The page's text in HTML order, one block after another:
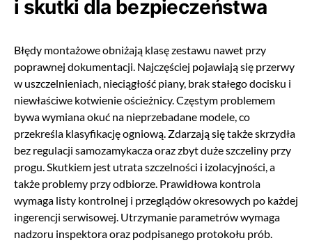
i skutki dla bezpieczeństwa
Błędy montażowe obniżają klasę zestawu nawet przy
poprawnej dokumentacji. Najczęściej pojawiają się przerwy
w uszczelnieniach, nieciągłość piany, brak stałego docisku i
niewłaściwe kotwienie ościeżnicy. Częstym problemem
bywa wymiana okuć na nieprzebadane modele, co
przekreśla klasyfikację ogniową. Zdarzają się także skrzydła
bez regulacji samozamykacza oraz zbyt duże szczeliny przy
progu. Skutkiem jest utrata szczelności i izolacyjności, a
także problemy przy odbiorze. Prawidłowa kontrola
wymaga listy kontrolnej i przeglądów okresowych po każdej
ingerencji serwisowej. Utrzymanie parametrów wymaga
nadzoru inspektora oraz podpisanego protokołu prób.